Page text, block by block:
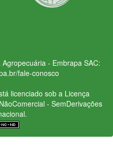
- Embrapa SAC:
fale-conosco
licenciado sob a Licença
- SemDerivações